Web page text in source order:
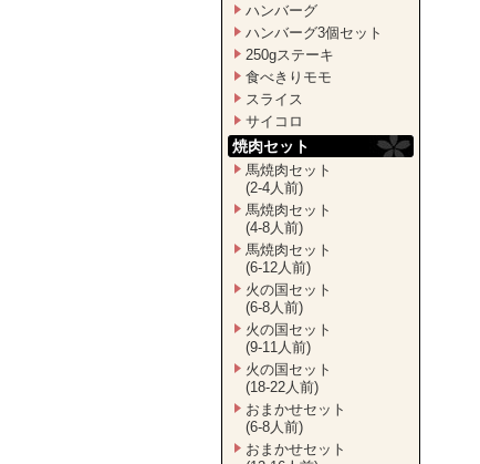
ハンバーグ
ハンバーグ3個セット
250gステーキ
食べきりモモ
スライス
サイコロ
焼肉セット
馬焼肉セット
(2-4人前)
馬焼肉セット
(4-8人前)
馬焼肉セット
(6-12人前)
火の国セット
(6-8人前)
火の国セット
(9-11人前)
火の国セット
(18-22人前)
おまかせセット
(6-8人前)
おまかせセット